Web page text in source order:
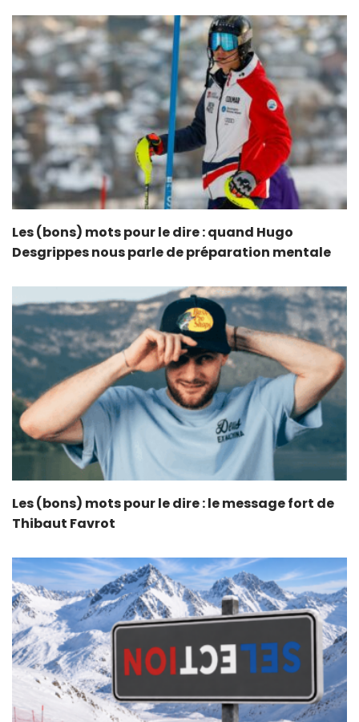
Les (bons) mots pour le dire : quand Hugo
Desgrippes nous parle de préparation mentale
Les (bons) mots pour le dire : le message fort de
Thibaut Favrot